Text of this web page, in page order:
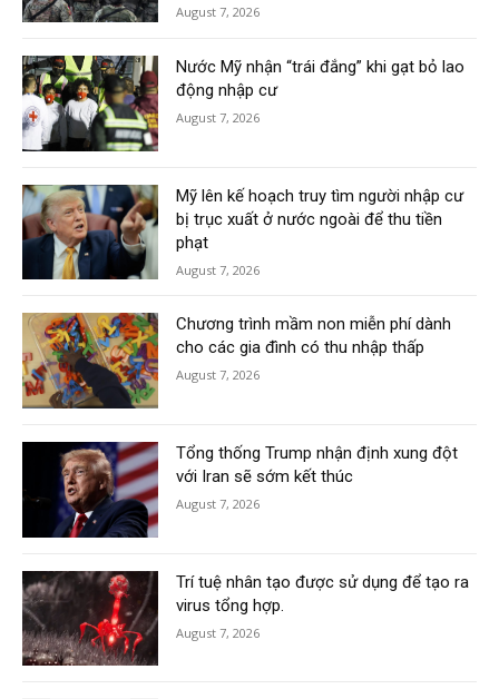
August 7, 2026
Nước Mỹ nhận “trái đắng” khi gạt bỏ lao
động nhập cư
August 7, 2026
Mỹ lên kế hoạch truy tìm người nhập cư
bị trục xuất ở nước ngoài để thu tiền
phạt
August 7, 2026
Chương trình mầm non miễn phí dành
cho các gia đình có thu nhập thấp
August 7, 2026
Tổng thống Trump nhận định xung đột
với Iran sẽ sớm kết thúc
August 7, 2026
Trí tuệ nhân tạo được sử dụng để tạo ra
virus tổng hợp.
August 7, 2026